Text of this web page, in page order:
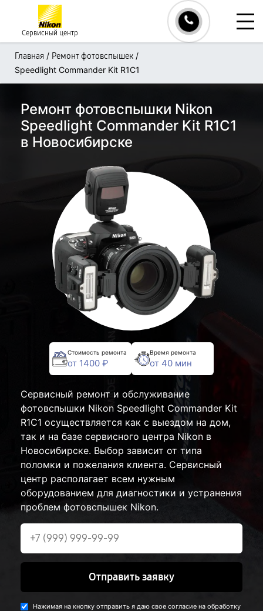
Сервисный центр
Главная / Ремонт фотовспышек /
Speedlight Commander Kit R1C1
Ремонт фотовспышки Nikon
Speedlight Commander Kit R1C1
в Новосибирске
Стоимость ремонта
от 1400 ₽
Время ремонта
от 40 мин
Сервисный ремонт и обслуживание
фотовспышки Nikon Speedlight Commander Kit
R1C1 осуществляется как с выездом на дом,
так и на базе сервисного центра Nikon в
Новосибирске. Выбор зависит от типа
поломки и пожелания клиента. Сервисный
центр располагает всем нужным
оборудованием для диагностики и устранения
проблем фотовспышек Nikon.
Отправить заявку
Нажимая на кнопку отправить я даю свое согласие на обработку